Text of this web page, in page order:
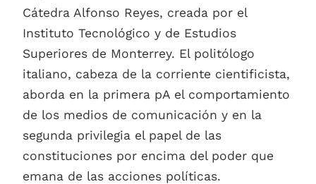
Cátedra Alfonso Reyes, creada por el
Instituto Tecnológico y de Estudios
Superiores de Monterrey. El politólogo
italiano, cabeza de la corriente cientificista,
aborda en la primera pA el comportamiento
de los medios de comunicación y en la
segunda privilegia el papel de las
constituciones por encima del poder que
emana de las acciones políticas.